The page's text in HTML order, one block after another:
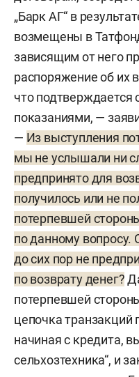
„Барк АГ“ в
возмещены в
зависящим от него
распоряжение об их
что подтверждается
показаниями, —
— Из выступления
мы не услышали ни
предпринято для
получилось или не
потерпевшей
по данному вопросу.
до сих пор не
по возврату денег?
потерпевшей
цепочка транзакций
начиная с кредита,
сельхозтехника“, и